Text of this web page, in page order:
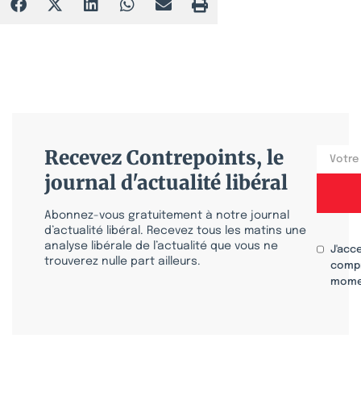
Recevez Contrepoints, le
journal d'actualité libéral
Abonnez-vous gratuitement à notre journal
d’actualité libéral. Recevez tous les matins une
analyse libérale de l’actualité que vous ne
trouverez nulle part ailleurs.